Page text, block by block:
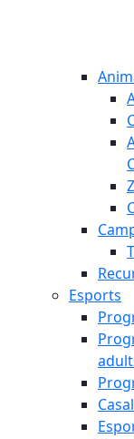
Esports